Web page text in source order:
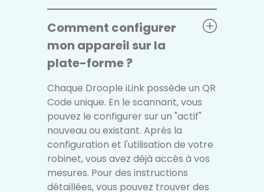
Comment configurer
mon appareil sur la
plate-forme ?
Chaque Droople iLink possède un QR
Code unique. En le scannant, vous
pouvez le configurer sur un "actif"
nouveau ou existant. Après la
configuration et l'utilisation de votre
robinet, vous avez déjà accès à vos
mesures. Pour des instructions
détaillées, vous pouvez trouver des